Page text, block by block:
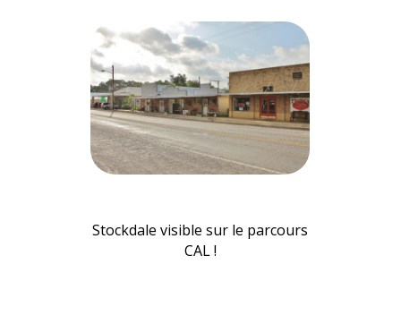
Stockdale visible sur le parcours
CAL !